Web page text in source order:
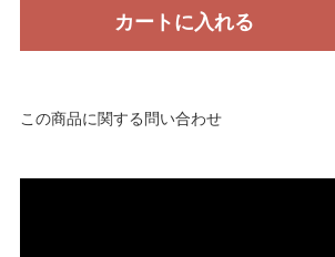
カートに入れる
この商品に関する問い合わせ